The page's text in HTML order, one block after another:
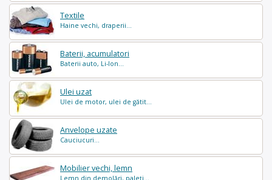
Textile
Haine vechi, draperii...
Baterii, acumulatori
Baterii auto, Li-Ion...
Ulei uzat
Ulei de motor, ulei de gătit...
Anvelope uzate
Cauciucuri...
Mobilier vechi, lemn
Lemn din demolări, paleți...